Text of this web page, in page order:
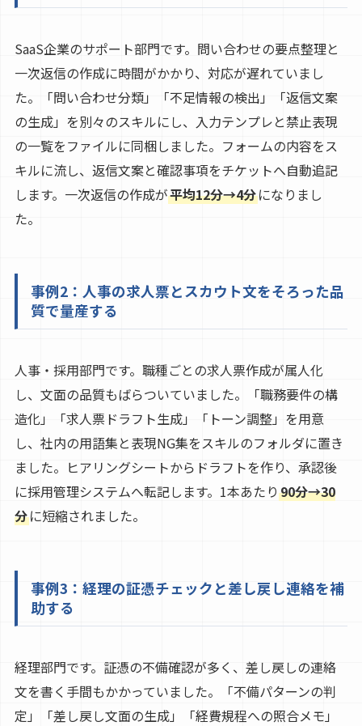
SaaS企業のサポート部門です。問い合わせの要点整理と
一次返信の作成に時間がかかり、対応が遅れていまし
た。「問い合わせ分類」「不足情報の検出」「返信文案
の生成」を別々のスキルにし、入力テンプレと禁止表現
の一覧をファイルに同梱しました。フォームの内容をス
キルに流し、返信文案と確認事項をチケットへ自動追記
します。一次返信の作成が平均12分→4分になりまし
た。
事例2：人事の求人票とスカウト文をそろった品
質で量産する
人事・採用部門です。職種ごとの求人票作成が属人化
し、文面の品質もばらついていました。「職務要件の構
造化」「求人票ドラフト生成」「トーン調整」を用意
し、社内の用語集と表現NG集をスキルのフォルダに置き
ました。ヒアリングシートからドラフトを作り、承認後
に採用管理システムへ転記します。1本あたり 90分→30
分に短縮されました。
事例3：経理の証憑チェックと差し戻し連絡を補
助する
経理部門です。証憑の不備確認が多く、差し戻しの連絡
文を書く手間もかかっていました。「不備パターンの判
定」「差し戻し文面の生成」「経費規程への照合メモ」